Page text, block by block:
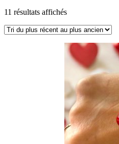
11 résultats affichésTrié
plus
au
plus
ancien